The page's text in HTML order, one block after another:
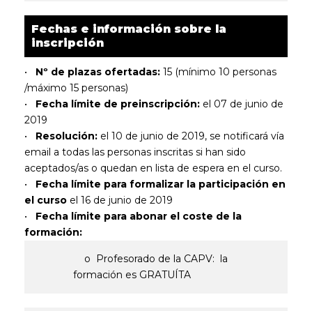
Fechas e información sobre la
inscripción
• Nº de plazas ofertadas: 15 (mínimo 10 personas
/máximo 15 personas)
•
Fecha límite de preinscripción: el 07 de junio de
2019
•
Resolución: el 10 de junio de 2019, se notificará vía
email a todas las personas inscritas si han sido
aceptados/as o quedan en lista de espera en el curso.
• Fecha límite para formalizar la participación en
el curso el 16 de junio de 2019
• Fecha límite para abonar el coste de la
formación:
o Profesorado de la CAPV: la
formación es GRATUÍTA